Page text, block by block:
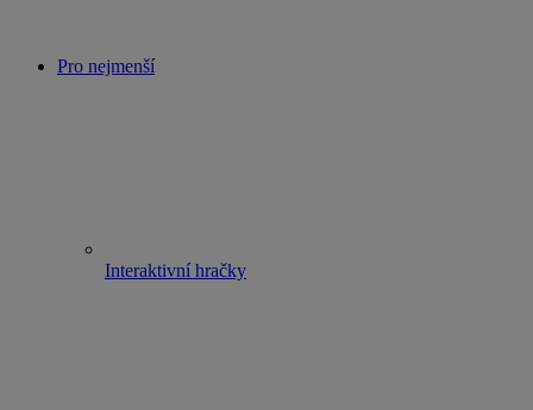
Pro nejmenší
Interaktivní hračky